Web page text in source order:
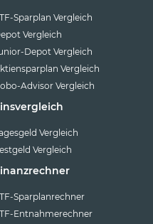
Sparplan Vergleich
Vergleich
Depot Vergleich
Vergleich
Advisor Vergleich
Vergleich
Vergleich
Sparplanrechner
Entnahmerechner